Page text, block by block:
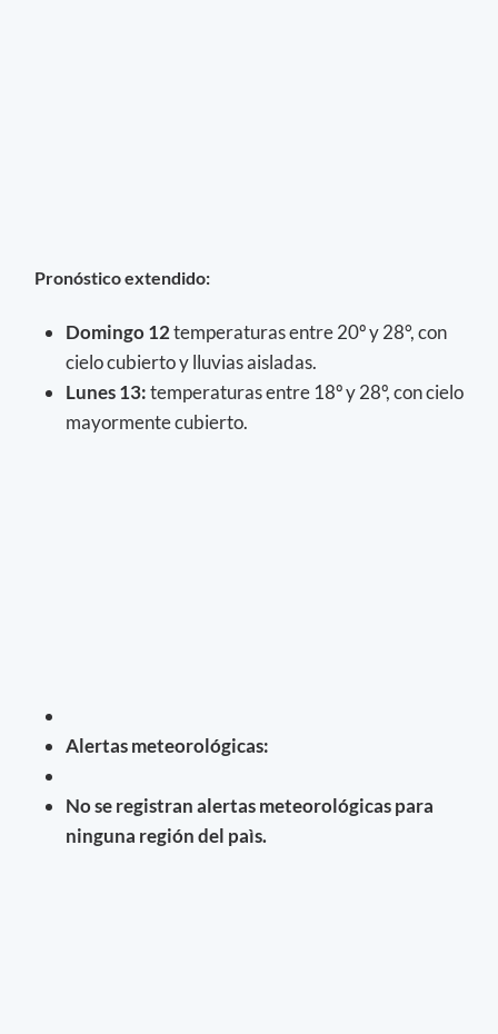
Pronóstico extendido:
Domingo 12temperaturas entre 20º y 28°, con
cielo cubierto y lluvias aisladas.
Lunes 13:temperaturas entre 18º y 28º, con cielo
mayormente cubierto.
Alertas meteorológicas:
No se registran alertas meteorológicas para
ninguna región del paìs.